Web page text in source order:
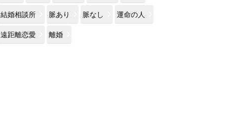
結婚相談所 脈あり 脈なし 運命の人
遠距離恋愛 離婚